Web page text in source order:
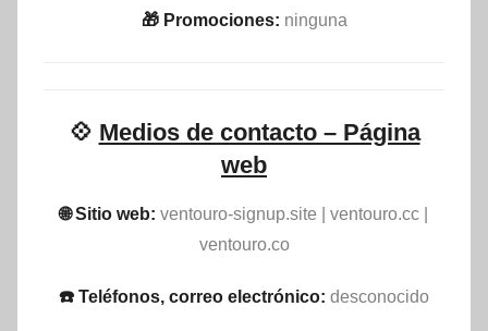
🎁 Promociones: ninguna
💠 Medios de contacto – Página
web
🌐 Sitio web: ventouro-signup.site | ventouro.cc |
ventouro.co
☎️ Teléfonos, correo electrónico: desconocido